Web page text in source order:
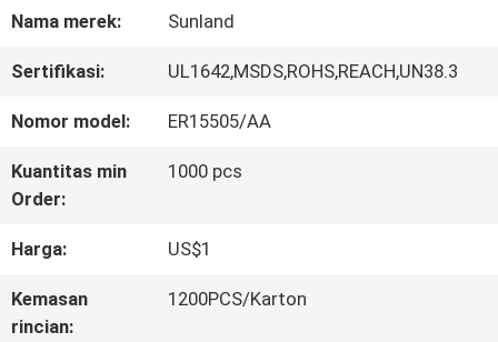
TUR
PABRIK
KONTROL
KUALITAS
Nama merek: Sunland
Sertifikasi: UL1642,MSDS,ROHS,REACH,UN38.3
Nomor model: ER15505/AA
Kuantitas min
Order:
1000 pcs
Harga: US$1
Kemasan
rincian:
1200PCS/Karton